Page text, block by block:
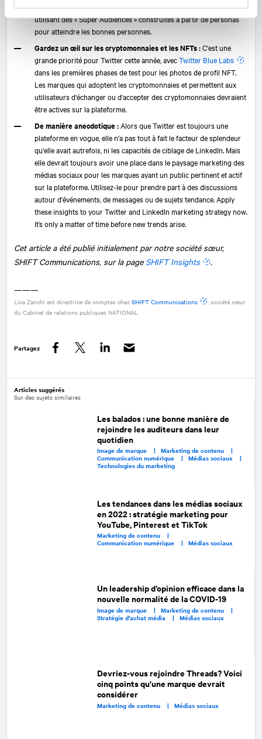
SocialDatabase pour permettre de véritables campagnes de ABM, en
utilisant des « Super Audiences » construites à partir de personas
pour atteindre les bonnes personnes.
Gardez un œil sur les cryptomonnaies et les NFTs :C'est une
grande priorité pour Twitter cette année, avecTwitter Blue Labs
dans les premières phases de test pour les photos de profil NFT.
Les marques qui adoptent les cryptomonnaies et permettent aux
utilisateurs d'échanger ou d'accepter des cryptomonnaies devraient
être actives sur la plateforme.
De manière anecdotique :Alors que Twitter est toujours une
plateforme en vogue, elle n'a pas tout à fait le facteur de splendeur
qu'elle avait autrefois, ni les capacités de ciblage de LinkedIn. Mais
elle devrait toujours avoir une place dans le paysage marketing des
médias sociaux pour les marques ayant un public pertinent et actif
sur la plateforme. Utilisez-le pour prendre part à des discussions
autour d'événements, de messages ou de sujets tendance. Apply
these insights to your Twitter and LinkedIn marketing strategy now.
It’s only a matter of time before new trends arise.
Cet article a été publié initialement par notre société sœur,
SHIFT Communications, sur la page SHIFT Insights .
———
Lisa Zanchi est directrice de comptes chez SHIFT Communications
, société sœur
du Cabinet de relations publiques NATIONAL
Partagez
Articles suggérés
Sur des sujets similaires
Les balados : une bonne manière de
rejoindre les auditeurs dans leur
quotidien
Image de marque | Marketing de contenu |
Communication numérique | Médias sociaux |
Technologies du marketing
Les tendances dans les médias sociaux
en 2022 : stratégie marketing pour
YouTube, Pinterest et TikTok
Marketing de contenu |
Communication numérique |Médias sociaux
Un leadership d’opinion efficace dans la
nouvelle normalité de la COVID-19
Image de marque | Marketing de contenu |
Stratégie d’achat média | Médias sociaux
Devriez-vous rejoindre Threads? Voici
cinq points qu'une marque devrait
considérer
Marketing de contenu |Médias sociaux